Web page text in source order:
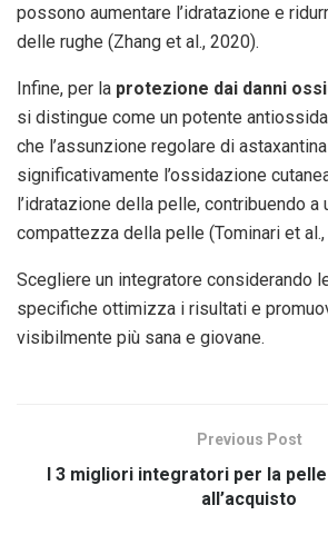
possono aumentare l’idratazione e
delle rughe (Zhang et al., 2020).
Infine, per la protezione dai danni
si distingue come un potente
che l’assunzione regolare di
significativamente l’ossidazione
l’idratazione della pelle, contribuendo a
compattezza della pelle (Tominari et al.,
Scegliere un integratore considerando
specifiche ottimizza i risultati e
visibilmente più sana e giovane.
Previous Post
I 3 migliori integratori per la
all’acquisto